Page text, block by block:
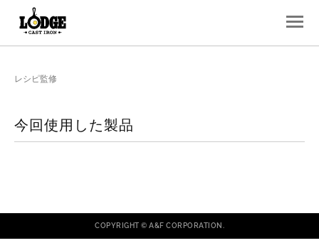
レシピ監修
今回使用した製品
COPYRIGHT © A&F CORPORATION.